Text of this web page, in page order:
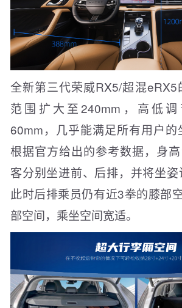
全新第三代荣威RX5/超混eRX5
范围扩大至240mm，高低
60mm，几乎能满足所有用户的
根据官方给出的参考数据，身
客分别坐进前、后排，并将坐姿
此时后排乘员仍有近3拳的膝部
部空间，乘坐空间宽适。